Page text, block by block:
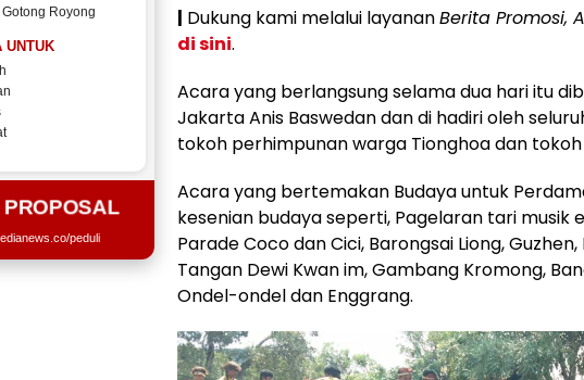
Royong
UNTUK
peduli
| Dukung kami melalui layananBerita Promosi,
di sini.
Acara yang berlangsung selama dua hari itu
Jakarta Anis Baswedan dan di hadiri oleh
tokoh perhimpunan warga Tionghoa dan
Acara yang bertemakan Budaya untuk
kesenian budaya seperti, Pagelaran tari musik
Parade Coco dan Cici, Barongsai Liong,
Tangan Dewi Kwan im, Gambang Kromong,
Ondel-ondel dan Enggrang.